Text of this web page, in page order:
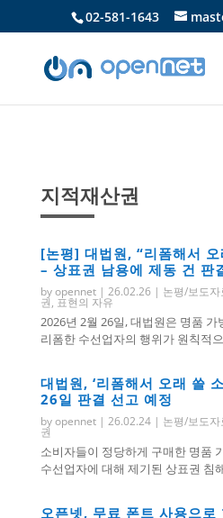
02-581-1643
지적재산권
[논평] 대법원, “리폼해서
– 상표권 남용에 제동 건 판
byopennet| 26.02.26| 논평/보도자
권, 표현의 자유
2026년 2월 26일, 대법원은 명품
리폼한 수선업자의 행위가 원칙적
대법원, ‘리폼해서 오래 쓸
26일 판결 선고 예정
byopennet| 26.02.24| 논평/보도자
권
소비자들이 정당하게 구매한 명품
수선업자에 대해 제기된 상표권 침
오픈넷, 무료 폰트 사용으로